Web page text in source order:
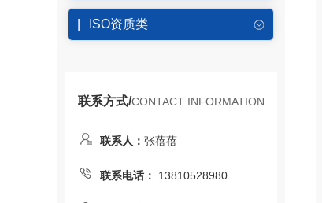
ISO资质类
联系方式/CONTACT INFORMATION
联系人： 张蓓蓓
联系电话： 13810528980